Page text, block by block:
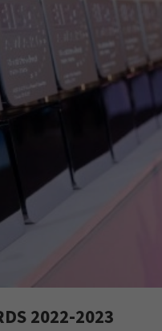
2022-2023